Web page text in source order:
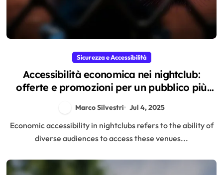
Sicurezza e Accessibilità
Accessibilità economica nei nightclub:
offerte e promozioni per un pubblico più
Marco Silvestri Jul 4, 2025
Economic accessibility in nightclubs refers to the ability of
diverse audiences to access these venues...